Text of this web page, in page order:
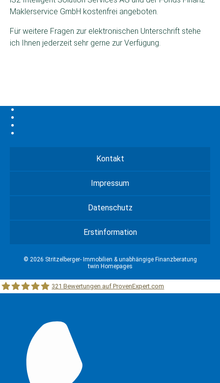
Maklerservice GmbH kostenfrei angeboten.
Für weitere Fragen zur elektronischen Unterschrift stehe
ich Ihnen jederzeit sehr gerne zur Verfügung.
Kontakt
Impressum
Datenschutz
Erstinformation
© 2026 Stritzelberger- Immobilien & unabhängige Finanzberatung
twin Homepages
321 Bewertungen auf ProvenExpert.com